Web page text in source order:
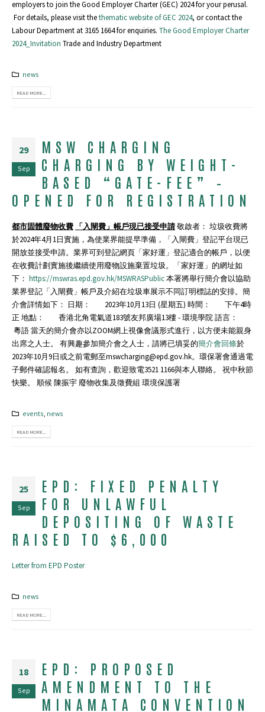
employers to join the Good Employer Charter (GEC) 2024 for your perusal.
For details, please visit thethematic website of GEC 2024, or contact the
Labour Department at 3165 1664 for enquiries. The Good Employer Charter
2024_Invitation Trade and Industry Department
news
READ MORE...
29
Sep
MSW CHARGING
CHARGING BY WEIGHT-
BASED “GATE-FEE” –
OPENED FOR REGISTRATION
都市固體廢物收費 「入閘費」帳戶現已接受申請敬啟者： 垃圾收費將
於2024年4月1日實施，為使業界能提早準備，「入閘費」登記平台現已
開放並接受申請。業界可到登記網頁「家好運」登記適合的帳戶，以便
在收費計劃實施後繼續使用廢物設施棄置垃圾。「家好運」的網址如
下： https://mswras.epd.gov.hk/MSWRASPublic本署將舉行簡介會以協助
業界登記「入閘費」帳戶及介紹在垃圾車展示不同訂明標誌的安排。簡
介會詳情如下： 日期： 2023年10月13日 (星期五) 時間： 下午4時
正 地點： 香港北角電氣道183號友邦廣場13樓 - 環境學院 語言：
粵語 當天的簡介會亦以ZOOM網上視像會議形式進行，以方便未能親身
出席之人士。 有興趣參加簡介會之人士，請將已填妥的簡介會回條於
2023年10月9日或之前電郵至mswcharging@epd.gov.hk。環保署會通過電
子郵件確認報名。 如有查詢，歡迎致電3521 1166與本人聯絡。 祝中秋節
快樂。 順候 陳振宇 廢物收集及徵費組 環境保護署
events news
READ MORE...
25
Sep
EPD: FIXED PENALTY
FOR UNLAWFUL
DEPOSITING OF WASTE
RAISED TO $6,000
Letter from EPD Poster
news
READ MORE...
18
Sep
EPD: PROPOSED
AMENDMENT TO THE
MINAMATA CONVENTION